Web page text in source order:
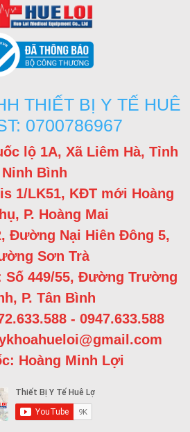
THIẾT BỊ Y TẾ HUÊ
0700786967
lộ 1A, Xã Liêm Hà, Tỉnh
Ninh Bình
1/LK51, KĐT mới Hoàng
P. Hoàng Mai
Đường Nại Hiên Đông 5,
Sơn Trà
Số 449/55, Đường Trường
P. Tân Bình
- 0947.633.588
Hoàng Minh Lợi